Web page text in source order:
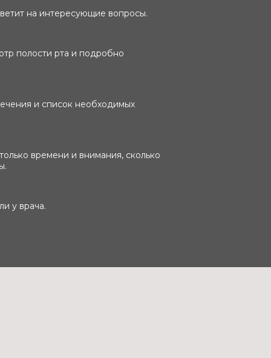
на интересующие вопросы.
полости рта и подробно
и список необходимых
времени и внимания, сколько
у врача.